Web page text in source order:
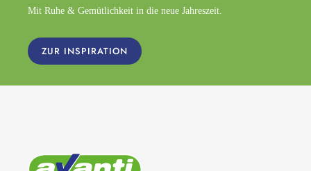
Mit Ruhe & Gemütlichkeit in die neue Jahreszeit.
ZUR INSPIRATION